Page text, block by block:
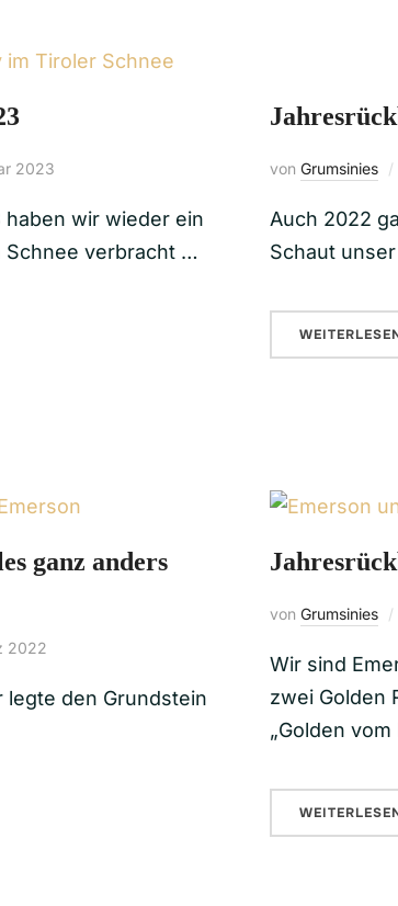
2023
wir wieder ein
Schnee verbracht …
vonGrumsinies
Auch 2022
Schaut
ganz anders
2022
legte den Grundstein
vonGrumsinies
Wir sind
zwei Golden
„Golden